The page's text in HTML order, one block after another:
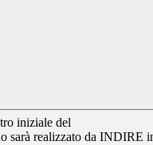
iniziale del
sarà realizzato da